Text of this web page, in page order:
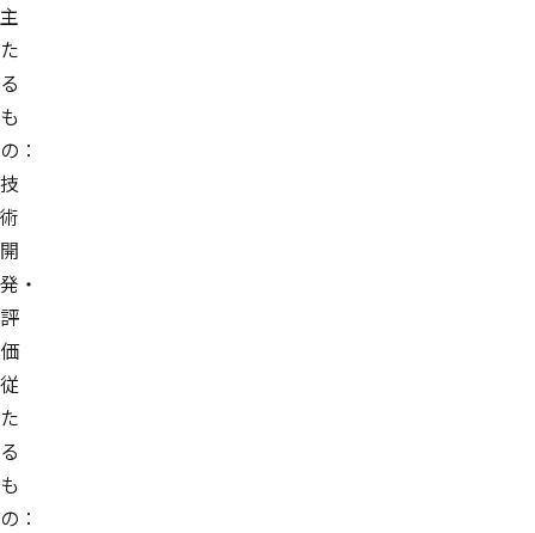
主
た
る
も
の：
技
術
開
発・
評
価
従
た
る
も
の：